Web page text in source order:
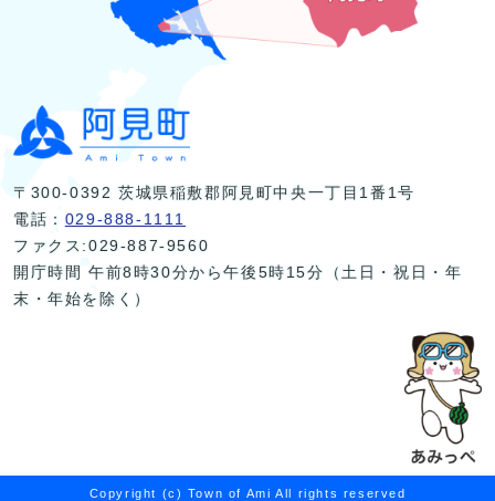
〒300-0392 茨城県稲敷郡阿見町中央一丁目1番1号
電話： 029-888-1111
ファクス:029-887-9560
開庁時間 午前8時30分から午後5時15分（土日・祝日・年
末・年始を除く）
Copyright (c) Town of Ami All rights reserved